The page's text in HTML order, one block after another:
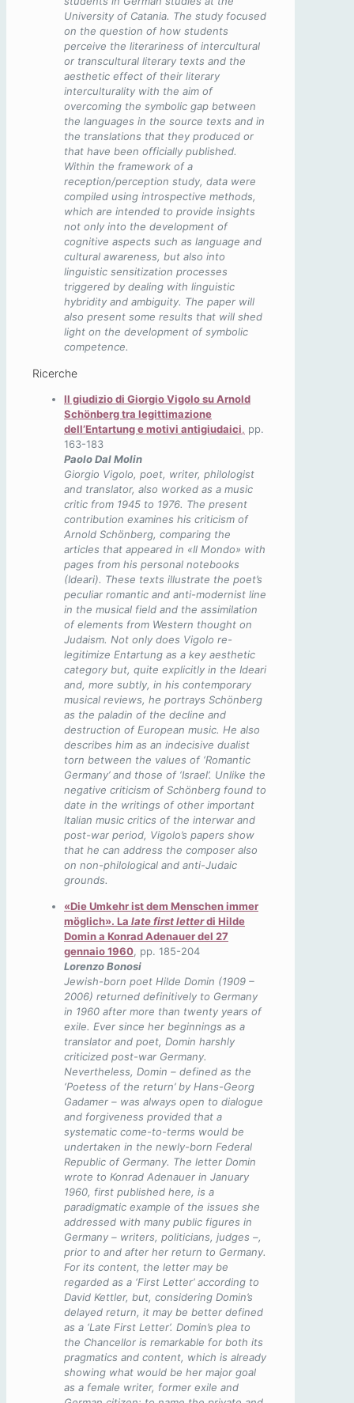
University of Catania. The study focused
on the question of how students
perceive the literariness of intercultural
or transcultural literary texts and the
aesthetic effect of their literary
interculturality with the aim of
overcoming the symbolic gap between
the languages in the source texts and in
the translations that they produced or
that have been officially published.
Within the framework of a
reception/perception study, data were
compiled using introspective methods,
which are intended to provide insights
not only into the development of
cognitive aspects such as language and
cultural awareness, but also into
linguistic sensitization processes
triggered by dealing with linguistic
hybridity and ambiguity. The paper will
also present some results that will shed
light on the development of symbolic
competence.
Ricerche
Il giudizio di Giorgio Vigolo su Arnold
Schönberg tra legittimazione
dell’Entartung e motivi antigiudaici, pp.
163-183
Paolo Dal Molin
Giorgio Vigolo, poet, writer, philologist
and translator, also worked as a music
critic from 1945 to 1976. The present
contribution examines his criticism of
Arnold Schönberg, comparing the
articles that appeared in «Il Mondo» with
pages from his personal notebooks
(Ideari). These texts illustrate the poet’s
peculiar romantic and anti-modernist line
in the musical field and the assimilation
of elements from Western thought on
Judaism. Not only does Vigolo re-
legitimize Entartung as a key aesthetic
category but, quite explicitly in the Ideari
and, more subtly, in his contemporary
musical reviews, he portrays Schönberg
as the paladin of the decline and
destruction of European music. He also
describes him as an indecisive dualist
torn between the values of ‘Romantic
Germany’ and those of ‘Israel’. Unlike the
negative criticism of Schönberg found to
date in the writings of other important
Italian music critics of the interwar and
post-war period, Vigolo’s papers show
that he can address the composer also
on non-philological and anti-Judaic
grounds.
«Die Umkehr ist dem Menschen immer
möglich». La late first letterdi Hilde
Domin a Konrad Adenauer del 27
gennaio 1960, pp. 185-204
Lorenzo Bonosi
Jewish-born poet Hilde Domin (1909 –
2006) returned definitively to Germany
in 1960 after more than twenty years of
exile. Ever since her beginnings as a
translator and poet, Domin harshly
criticized post-war Germany.
Nevertheless, Domin – defined as the
‘Poetess of the return’ by Hans-Georg
Gadamer – was always open to dialogue
and forgiveness provided that a
systematic come-to-terms would be
undertaken in the newly-born Federal
Republic of Germany. The letter Domin
wrote to Konrad Adenauer in January
1960, first published here, is a
paradigmatic example of the issues she
addressed with many public figures in
Germany – writers, politicians, judges –,
prior to and after her return to Germany.
For its content, the letter may be
regarded as a ‘First Letter’ according to
David Kettler, but, considering Domin’s
delayed return, it may be better defined
as a ‘Late First Letter’. Domin’s plea to
the Chancellor is remarkable for both its
pragmatics and content, which is already
showing what would be her major goal
as a female writer, former exile and